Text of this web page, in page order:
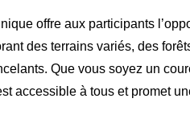
offre aux participants
des terrains variés, des
Que vous soyez un
accessible à tous et promet